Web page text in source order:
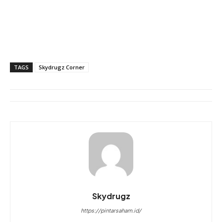
TAGS Skydrugz Corner
Skydrugz
https://pintarsaham.id/